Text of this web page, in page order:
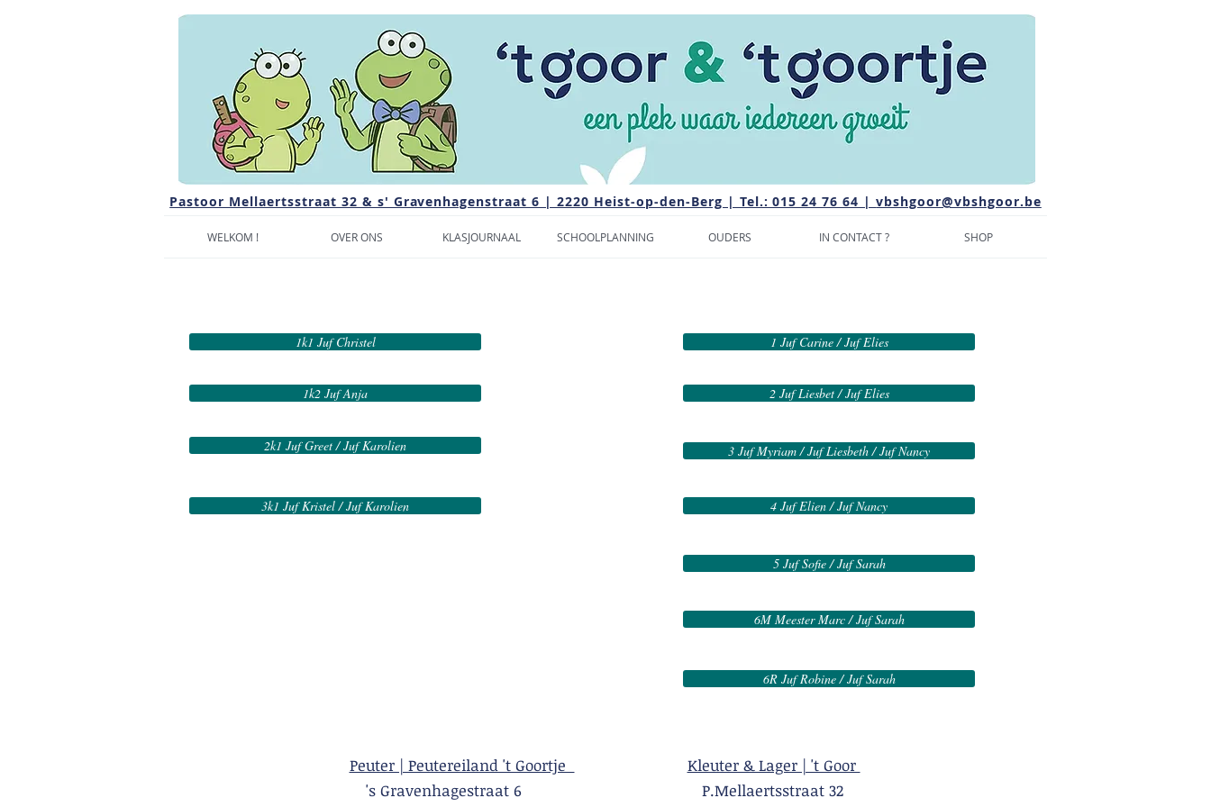
Pastoor Mellaertsstraat 32 & s' Gravenhagenstraat 6 | 2220 Heist-op-den-Berg | Tel.: 015 24 76 64 |vbshgoor@vbshgoor.be
WELKOM ! OVER ONS KLASJOURNAAL SCHOOLPLANNING OUDERS IN CONTACT ? SHOP
1k1 Juf Christel
1k2 Juf Anja
2k1 Juf Greet / Juf Karolien
3k1 Juf Kristel / Juf Karolien
1 Juf Carine / Juf Elies
2 Juf Liesbet / Juf Elies
3 Juf Myriam / Juf Liesbeth / Juf Nancy
4 Juf Elien / Juf Nancy
5 Juf Sofie / Juf Sarah
6M Meester Marc / Juf Sarah
6R Juf Robine / Juf Sarah
Peuter | Peutereiland 't Goortje
Kleuter & Lager | 't Goor
's Gravenhagestraat 6 P.Mellaertsstraat 32